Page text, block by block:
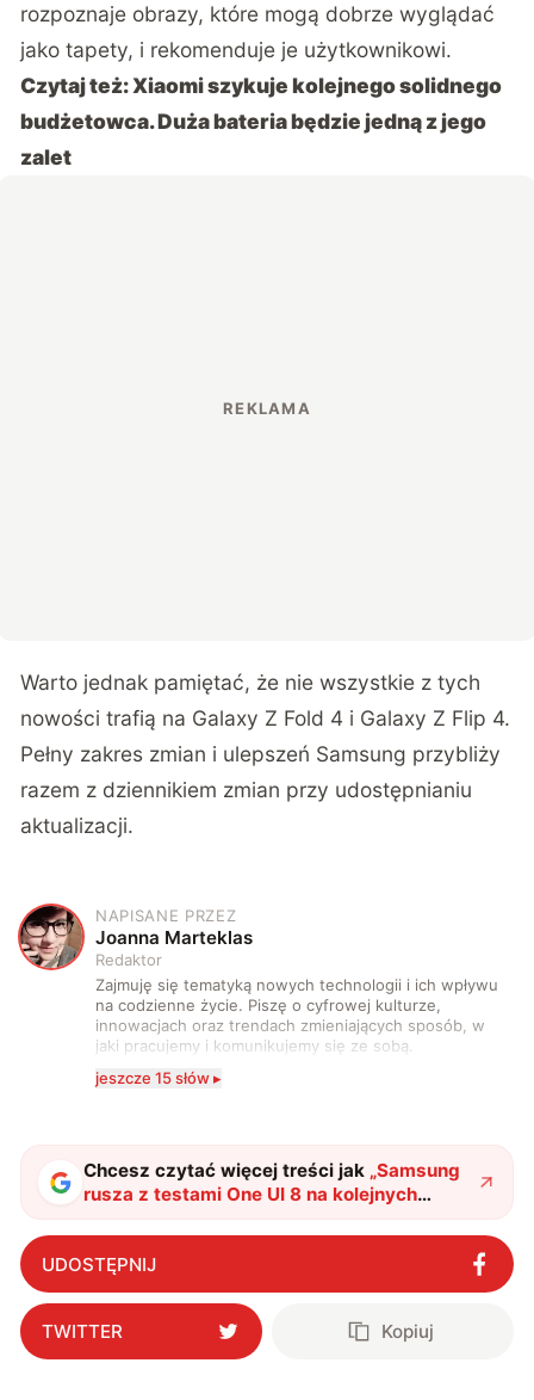
rozpoznaje obrazy, które mogą dobrze wyglądać
jako tapety, i rekomenduje je użytkownikowi.
Czytaj też:Xiaomi szykuje kolejnego solidnego
budżetowca. Duża bateria będzie jedną z jego
zalet
Warto jednak pamiętać, że nie wszystkie z tych
nowości trafią na Galaxy Z Fold 4 i Galaxy Z Flip 4.
Pełny zakres zmian i ulepszeń Samsung przybliży
razem z dziennikiem zmian przy udostępnianiu
aktualizacji.
J
NAPISANE PRZEZ
Joanna Marteklas
Redaktor
Zajmuję się tematyką nowych technologii i ich wpływu
na codzienne życie. Piszę o cyfrowej kulturze,
innowacjach oraz trendach zmieniających sposób, w
jaki pracujemy i komunikujemy się ze sobą.
Szczególnie interesuje mnie relacja między rozwojem
technologii a współczesną popkulturą. W wolnych
jeszcze 15 słów ▸
Chcesz czytać więcej treści jak „Samsung
rusza z testami One UI 8 na kolejnych
modelach"?
UDOSTĘPNIJ
TWITTER Kopiuj